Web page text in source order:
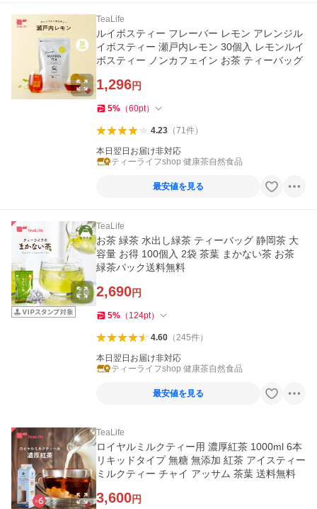
TeaLife
ルイボスティー フレーバー レモン アレンジル
イボスティー 瀬戸内レモン 30個入 レモンルイ
ボスティー ノンカフェイン お茶 ティーバッグ
1,296円
5% （60pt）
4.23（71件）
本日翌日お届け非対応
ティーライフshop 健康茶自然食品
最安値を見る
TeaLife
お茶 緑茶 水出し緑茶 ティーバッグ 静岡茶 大
容量 お得 100個入 2袋 茶葉 まかない茶 お茶
緑茶パック送料無料
2,690円
5% （ 124pt）
4.60（245件）
本日翌日お届け非対応
ティーライフshop 健康茶自然食品
最安値を見る
TeaLife
ロイヤルミルクティー用 濃厚紅茶 1000ml 6本
リキッドタイプ 無糖 無添加 紅茶 アイスティー
ミルクティー チャイ アッサム 茶葉 送料無料
3,600円